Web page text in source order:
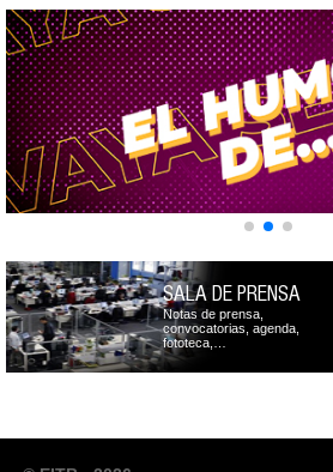
SALA DE PRENSA
Notas de prensa,
convocatorias, agenda,
fototeca,…